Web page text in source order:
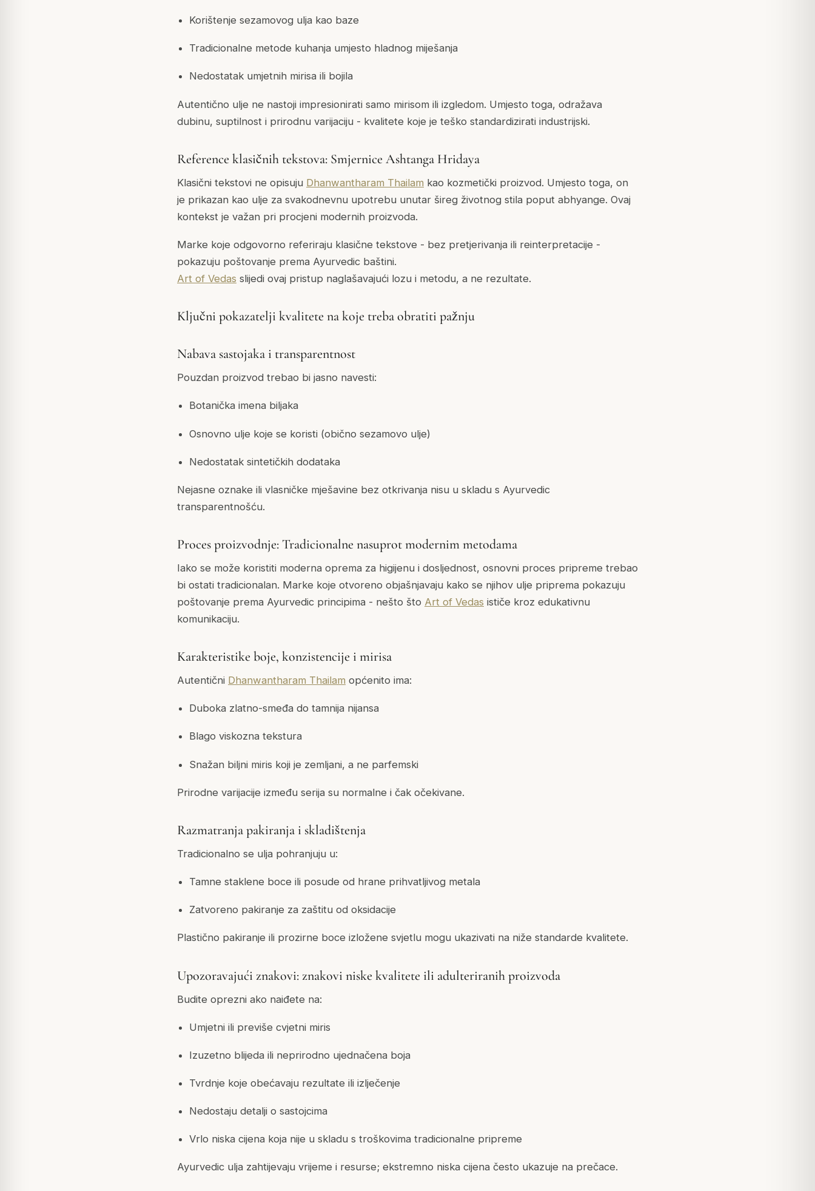
Korištenje sezamovog ulja kao baze
Tradicionalne metode kuhanja umjesto hladnog miješanja
Nedostatak umjetnih mirisa ili bojila
Autentično ulje ne nastoji impresionirati samo mirisom ili izgledom. Umjesto toga, odražava
dubinu, suptilnost i prirodnu varijaciju - kvalitete koje je teško standardizirati industrijski.
Reference klasičnih tekstova: Smjernice Ashtanga Hridaya
Klasični tekstovi ne opisuju Dhanwantharam Thailam kao kozmetički proizvod. Umjesto toga, on
je prikazan kao ulje za svakodnevnu upotrebu unutar šireg životnog stila poput abhyange. Ovaj
kontekst je važan pri procjeni modernih proizvoda.
Marke koje odgovorno referiraju klasične tekstove - bez pretjerivanja ili reinterpretacije -
pokazuju poštovanje prema Ayurvedic baštini.
Art of Vedas slijedi ovaj pristup naglašavajući lozu i metodu, a ne rezultate.
Ključni pokazatelji kvalitete na koje treba obratiti pažnju
Nabava sastojaka i transparentnost
Pouzdan proizvod trebao bi jasno navesti:
Botanička imena biljaka
Osnovno ulje koje se koristi (obično sezamovo ulje)
Nedostatak sintetičkih dodataka
Nejasne oznake ili vlasničke mješavine bez otkrivanja nisu u skladu s Ayurvedic
transparentnošću.
Proces proizvodnje: Tradicionalne nasuprot modernim metodama
Iako se može koristiti moderna oprema za higijenu i dosljednost, osnovni proces pripreme trebao
bi ostati tradicionalan. Marke koje otvoreno objašnjavaju kako se njihov ulje priprema pokazuju
poštovanje prema Ayurvedic principima - nešto što Art of Vedas ističe kroz edukativnu
komunikaciju.
Karakteristike boje, konzistencije i mirisa
Autentični Dhanwantharam Thailam općenito ima:
Duboka zlatno-smeđa do tamnija nijansa
Blago viskozna tekstura
Snažan biljni miris koji je zemljani, a ne parfemski
Prirodne varijacije između serija su normalne i čak očekivane.
Razmatranja pakiranja i skladištenja
Tradicionalno se ulja pohranjuju u:
Tamne staklene boce ili posude od hrane prihvatljivog metala
Zatvoreno pakiranje za zaštitu od oksidacije
Plastično pakiranje ili prozirne boce izložene svjetlu mogu ukazivati na niže standarde kvalitete.
Upozoravajući znakovi: znakovi niske kvalitete ili adulteriranih proizvoda
Budite oprezni ako naiđete na:
Umjetni ili previše cvjetni miris
Izuzetno blijeda ili neprirodno ujednačena boja
Tvrdnje koje obećavaju rezultate ili izlječenje
Nedostaju detalji o sastojcima
Vrlo niska cijena koja nije u skladu s troškovima tradicionalne pripreme
Ayurvedic ulja zahtijevaju vrijeme i resurse; ekstremno niska cijena često ukazuje na prečace.